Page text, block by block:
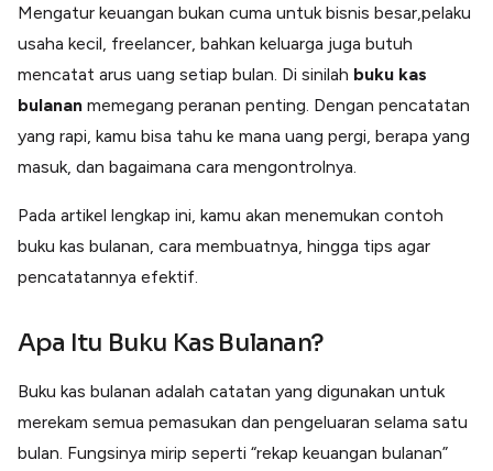
Health & Beauty
Terima Pembayaran Instan Dan CC
Lainnya
Open API
Integrasi sistem bisnis dengan API
Software Akuntansi
Integrasi Accurate
Integrasi Paper dengan Accurate
Mengatur keuangan bukan cuma untuk bisnis besar,pelaku
usaha kecil, freelancer, bahkan keluarga juga butuh
mencatat arus uang setiap bulan. Di sinilah buku kas
bulanan memegang peranan penting. Dengan pencatatan
yang rapi, kamu bisa tahu ke mana uang pergi, berapa yang
masuk, dan bagaimana cara mengontrolnya.
Pada artikel lengkap ini, kamu akan menemukan contoh
buku kas bulanan, cara membuatnya, hingga tips agar
pencatatannya efektif.
Apa Itu Buku Kas Bulanan?
Buku kas bulanan adalah catatan yang digunakan untuk
merekam semua pemasukan dan pengeluaran selama satu
bulan. Fungsinya mirip seperti “rekap keuangan bulanan”